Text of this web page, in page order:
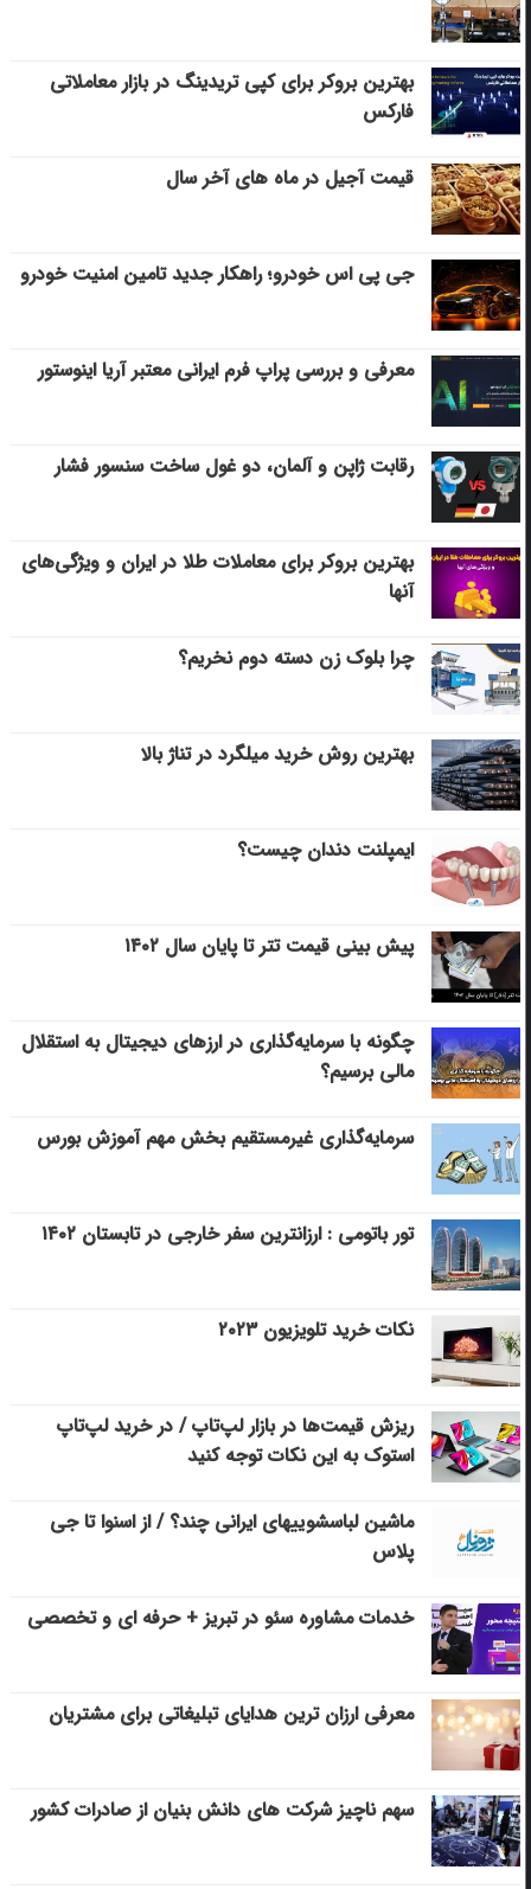
بهترین بروکر برای کپی‌ تریدینگ در بازار معاملاتی
فارکس
قیمت آجیل در ماه های آخر سال
جی پی اس خودرو؛ راهکار جدید تامین امنیت خودرو
معرفی و بررسی پراپ فرم ایرانی معتبر آریا اینوستور
رقابت ژاپن و آلمان، دو غول ساخت سنسور فشار
بهترین بروکر برای معاملات طلا در ایران و ویژگی‌های
آنها
چرا بلوک زن دسته دوم نخریم؟
بهترین روش خرید میلگرد در تناژ بالا
ایمپلنت دندان چیست؟
پیش بینی قیمت تتر تا پایان سال ۱۴۰۲
چگونه با سرمایه‌گذاری در ارزهای دیجیتال به استقلال
مالی برسیم؟
سرمایه‌گذاری غیرمستقیم بخش مهم آموزش بورس
تور باتومی : ارزانترین سفر خارجی در تابستان ۱۴۰۲
نکات خرید تلویزیون ۲۰۲۳
ریزش قیمت‌ها در بازار لپ‌تاپ / در خرید لپ‌تاپ
استوک به این نکات توجه کنید
ماشین لباسشویی‎های ایرانی چند؟ / از اسنوا تا جی
پلاس
خدمات مشاوره سئو در تبریز + حرفه ای و تخصصی
معرفی ارزان ترین هدایای تبلیغاتی برای مشتریان
سهم ناچیز شرکت های دانش بنیان از صادرات کشور